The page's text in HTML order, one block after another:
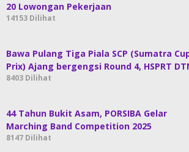
20 Lowongan Pekerjaan
14153 Dilihat
Bawa Pulang Tiga Piala SCP (Sumatra
Prix) Ajang bergengsi Round 4, HSPRT
8403 Dilihat
44 Tahun Bukit Asam, PORSIBA Gelar
Marching Band Competition 2025
8147 Dilihat